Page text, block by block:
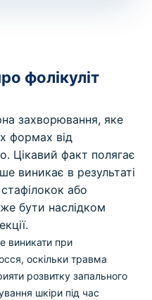
фолікуліт
захворювання, яке
формах від
Цікавий факт полягає
виникає в результаті
або
бути наслідком
виникати при
оскільки травма
розвитку запального
шкіри під час